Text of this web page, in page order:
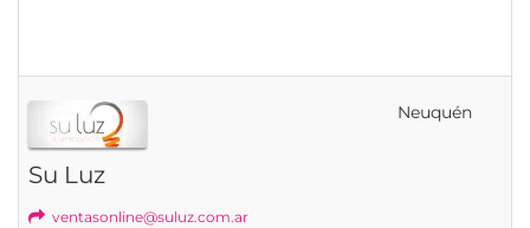
Su Luz
ventasonline@suluz.com.ar
Neuquén